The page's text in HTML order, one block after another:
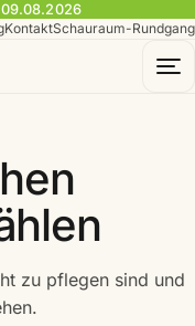
09.08.2026
KontaktSchauraum-Rundgang
zu pflegen sind und